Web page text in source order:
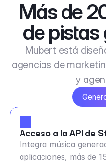
Más de
de
Mubert está
agencias de
y
Acceso a la API de
Integra música
aplicaciones, más de